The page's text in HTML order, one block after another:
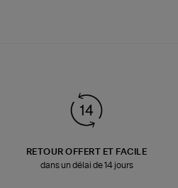
RETOUR OFFERT ET FACILE
dans un délai de 14 jours